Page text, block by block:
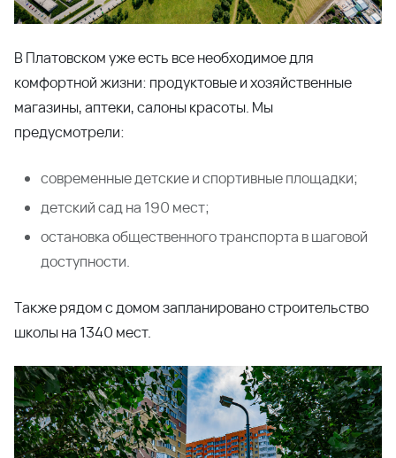
Будьте в курсе наших
новостей и акций
Подпишитесь на рассылку
Подписаться
Даю согласие на обработку персональных данных и
подтверждаю, что ознакомлен cПолитикой обработки
персональных данных ООО "ВКБ-Новостройки